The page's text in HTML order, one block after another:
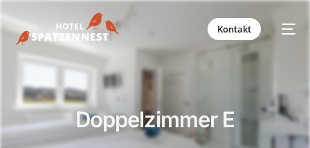
Kontakt
Doppelzimmer E